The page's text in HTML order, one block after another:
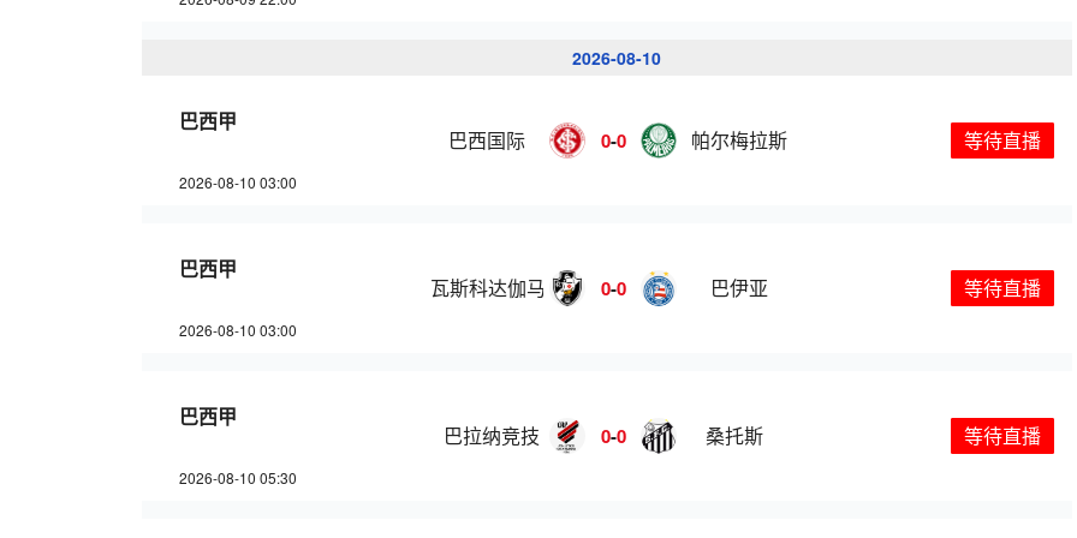
2026-08-10
巴西甲
2026-08-10 03:00
巴西国际 0-0 帕尔梅拉斯 等待直播
巴西甲
2026-08-10 03:00
瓦斯科达伽马 0-0 巴伊亚 等待直播
巴西甲
2026-08-10 05:30
巴拉纳竞技 0-0 桑托斯 等待直播